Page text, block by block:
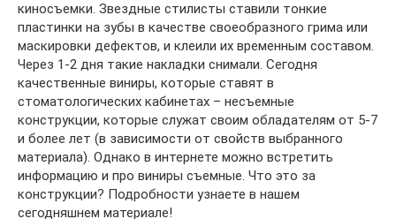
киносъемки. Звездные стилисты ставили тонкие
пластинки на зубы в качестве своеобразного грима или
маскировки дефектов, и клеили их временным составом.
Через 1-2 дня такие накладки снимали. Сегодня
качественные виниры, которые ставят в
стоматологических кабинетах – несъемные
конструкции, которые служат своим обладателям от 5-7
и более лет (в зависимости от свойств выбранного
материала). Однако в интернете можно встретить
информацию и про виниры съемные. Что это за
конструкции? Подробности узнаете в нашем
сегодняшнем материале!